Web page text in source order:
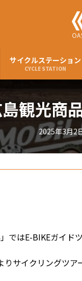
サイクルステーション
CYCLE STATION
観光商
2025年3月2
ではE-BIKEガイド
サイクリングツア